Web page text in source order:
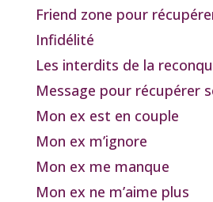
Friend zone pour
Infidélité
Les interdits de la
Message pour récupérer
Mon ex est en couple
Mon ex m’ignore
Mon ex me manque
Mon ex ne m’aime plus